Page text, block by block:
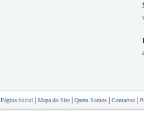
Página inicial Mapa do Site Quem Somos Contactos